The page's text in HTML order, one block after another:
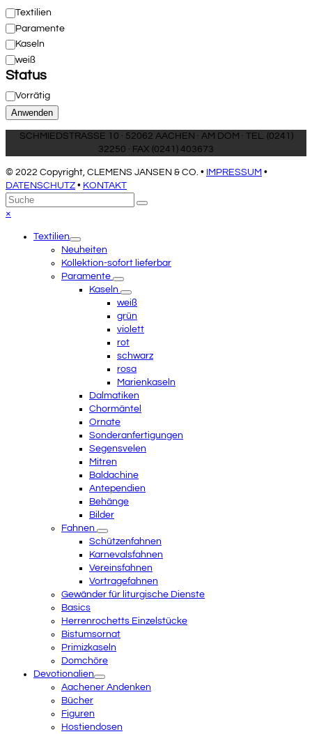
Kategorie
Textilien
Paramente
Kaseln
weiß
Status
Status
Vorrätig
Anwenden
SCHMIEDSTRASSE 10 · 52062 AACHEN · AM DOM · TEL. (0241)
32250 · FAX (0241) 403673
© 2022 Copyright, CLEMENS JANSEN & CO. • IMPRESSUM •
DATENSCHUTZ • KONTAKT
An
den
scrollen
Suche
Senden
×
menuTextilien
Neuheiten
Kollektion-sofort lieferbar
Paramente
Kaseln
weiß
grün
violett
rot
schwarz
rosa
Marienkaseln
Dalmatiken
Chormäntel
Ornate
Sonderanfertigungen
Segensvelen
Mitren
Baldachine
Antependien
Behänge
Bilder
Fahnen
Schützenfahnen
Karnevalsfahnen
Vereinsfahnen
Vortragefahnen
Gewänder für liturgische Dienste
Basics
Herrenrochetts Einzelstücke
Bistumsornat
Primizkaseln
Domchöre
Devotionalien
Aachener Andenken
Bücher
Figuren
Hostiendosen